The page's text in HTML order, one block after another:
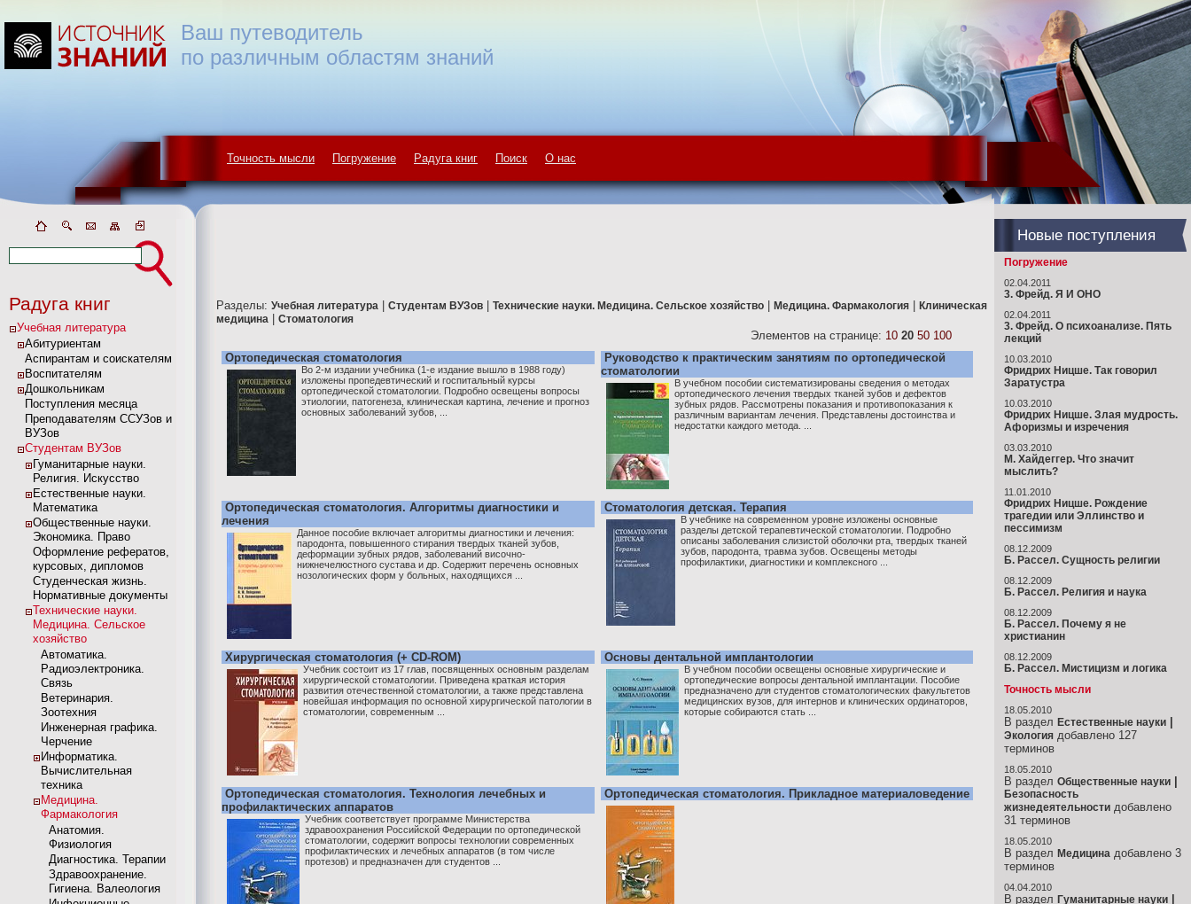
Точность мысли Погружение Радуга книг Поиск О нас
Ваш путеводитель
по различным областям знаний
Радуга книг
Учебная литература
Абитуриентам
Аспирантам и соискателям
Воспитателям
Дошкольникам
Поступления месяца
Преподавателям ССУЗов и
ВУЗов
Студентам ВУЗов
Гуманитарные науки.
Религия. Искусство
Естественные науки.
Математика
Общественные науки.
Экономика. Право
Оформление рефератов,
курсовых, дипломов
Студенческая жизнь.
Нормативные документы
Технические науки.
Медицина. Сельское
хозяйство
Автоматика.
Радиоэлектроника.
Связь
Ветеринария.
Зоотехния
Инженерная графика.
Черчение
Информатика.
Вычислительная
техника
Медицина.
Фармакология
Анатомия.
Физиология
Диагностика. Терапии
Здравоохранение.
Гигиена. Валеология
Разделы: Учебная литература Студентам ВУЗов Технические науки. Медицина. Сельское хозяйство Медицина. Фармакология
Клиническая
медицина
Стоматология
Элементов на странице: 10 20 50 100
Ортопедическая стоматология
Во 2-м издании учебника (1-е издание вышло в 1988 году)
изложены пропедевтический и госпитальный курсы
ортопедической стоматологии. Подробно освещены вопросы
этиологии, патогенеза, клиническая картина, лечение и прогноз
основных заболеваний зубов, ...
Руководство к практическим занятиям по ортопедической
стоматологии
В учебном пособии систематизированы сведения о методах
ортопедического лечения твердых тканей зубов и дефектов
зубных рядов. Рассмотрены показания и противопоказания к
различным вариантам лечения. Представлены достоинства и
недостатки каждого метода. ...
Ортопедическая стоматология. Алгоритмы диагностики и
лечения
Данное пособие включает алгоритмы диагностики и лечения:
пародонта, повышенного стирания твердых тканей зубов,
деформации зубных рядов, заболеваний височно-
нижнечелюстного сустава и др. Содержит перечень основных
нозологических форм у больных, находящихся ...
Стоматология детская. Терапия
В учебнике на современном уровне изложены основные
разделы детской терапевтической стоматологии. Подробно
описаны заболевания слизистой оболочки рта, твердых тканей
зубов, пародонта, травма зубов. Освещены методы
профилактики, диагностики и комплексного ...
Хирургическая стоматология (+ CD-ROM)
Учебник состоит из 17 глав, посвященных основным разделам
хирургической стоматологии. Приведена краткая история
развития отечественной стоматологии, а также представлена
новейшая информация по основной хирургической патологии в
стоматологии, современным ...
Основы дентальной имплантологии
В учебном пособии освещены основные хирургические и
ортопедические вопросы дентальной имплантации. Пособие
предназначено для студентов стоматологических факультетов
медицинских вузов, для интернов и клинических ординаторов,
которые собираются стать ...
Ортопедическая стоматология. Технология лечебных и
профилактических аппаратов
Учебник соответствует программе Министерства
здравоохранения Российской Федерации по ортопедической
стоматологии, содержит вопросы технологии современных
профилактических и лечебных аппаратов (в том числе
протезов) и предназначен для студентов ...
Ортопедическая стоматология. Прикладное материаловедение
Новые поступления
Погружение
02.04.2011
3. Фрейд. Я И ОНО
02.04.2011
3. Фрейд. О психоанализе. Пять
лекций
10.03.2010
Фридрих Ницше. Так говорил
Заратустра
10.03.2010
Фридрих Ницше. Злая мудрость.
Афоризмы и изречения
03.03.2010
М. Хайдеггер. Что значит
мыслить?
11.01.2010
Фридрих Ницше. Рождение
трагедии или Эллинство и
пессимизм
08.12.2009
Б. Рассел. Сущность религии
08.12.2009
Б. Рассел. Религия и наука
08.12.2009
Б. Рассел. Почему я не
христианин
08.12.2009
Б. Рассел. Мистицизм и логика
Точность мысли
18.05.2010
В раздел Естественные науки
Экология добавлено 127
терминов
18.05.2010
В раздел Общественные науки
Безопасность
жизнедеятельности добавлено
31 терминов
18.05.2010
В раздел Медицина добавлено 3
терминов
04.04.2010
В раздел Гуманитарные науки